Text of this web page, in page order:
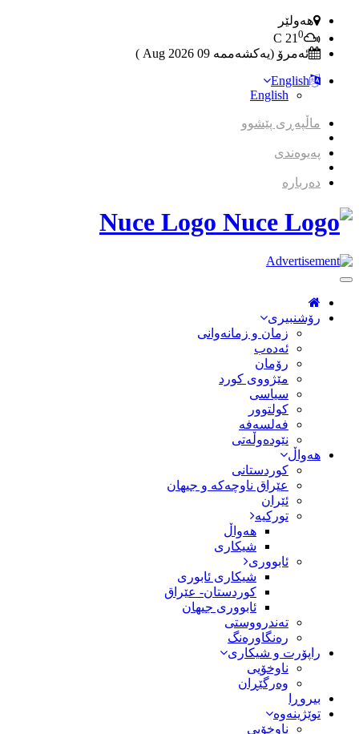
هەولێر
21 0
ئەمرۆ (یەکشەممە 09 2026 Aug )
English
English
ماڵپەڕی پێشوو
پەیوەندی
دەربارە
Nuce Logo
Toggle
Navigation
رۆشنبیری
زمان و زمانه‌وانی
ئەدەب
رۆمان
مێژووى کورد
سیاسى
کولتوور
فەلسەفە
نێودەوڵەتی
هەواڵ
کوردستانی
عێراق ناوچەکە و جیهان
ئێران
تورکیە
هەواڵ
شیکاری
ئابووری
شیکاری ئابوری
کوردستان- عێراق
ئابووری جیهان
تەندرووستی
رەنگاورەنگ
راپۆرت و شیکاری
ناوخۆیی
وەرگێڕان
بیروڕا
توێژینەوە
ناوخۆیی